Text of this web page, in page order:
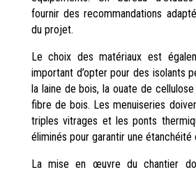
fournir des recommandations
du projet.
Le choix des matériaux est
important d’opter pour des isolants
la laine de bois, la ouate de
fibre de bois. Les menuiseries
triples vitrages et les ponts
éliminés pour garantir une étanchéité
La mise en œuvre du chantier